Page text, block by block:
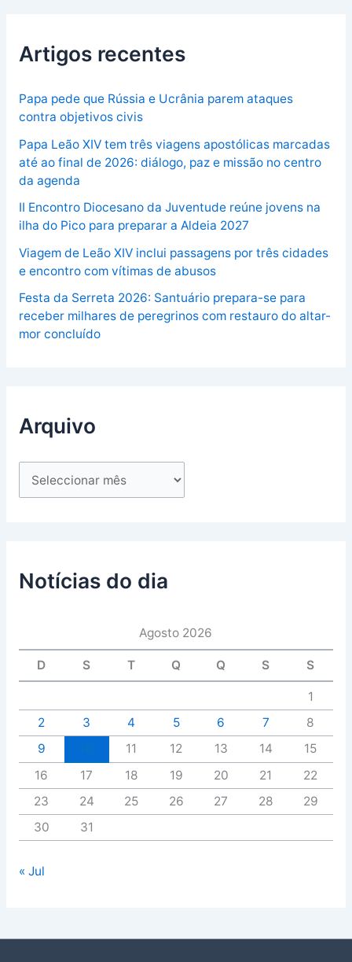
Artigos recentes
Papa pede que Rússia e Ucrânia parem ataques
contra objetivos civis
Papa Leão XIV tem três viagens apostólicas marcadas
até ao final de 2026: diálogo, paz e missão no centro
da agenda
II Encontro Diocesano da Juventude reúne jovens na
ilha do Pico para preparar a Aldeia 2027
Viagem de Leão XIV inclui passagens por três cidades
e encontro com vítimas de abusos
Festa da Serreta 2026: Santuário prepara-se para
receber milhares de peregrinos com restauro do altar-
mor concluído
Arquivo
Notícias do dia
Agosto 2026
D S T Q Q S S
1
2
3 4 5 6 7
8
9
11 12 13 14
15
16
17 18 19 20 21
22
23
24 25 26 27 28
29
30
31
« Jul